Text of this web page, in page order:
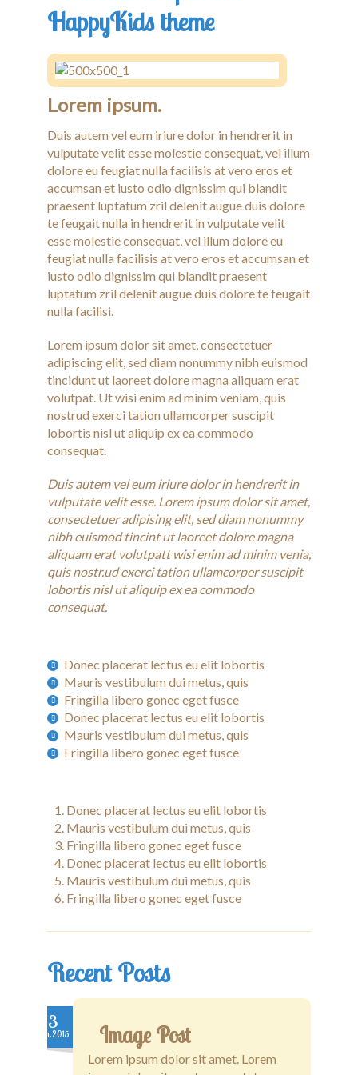
HappyKids theme
Lorem ipsum.
Duis autem vel eum iriure dolor in hendrerit in
vulputate velit esse molestie consequat, vel illum
dolore eu feugiat nulla facilisis at vero eros et
accumsan et iusto odio dignissim qui blandit
praesent luptatum zril delenit augue duis dolore
te feugait nulla in hendrerit in vulputate velit
esse molestie consequat, vel illum dolore eu
feugiat nulla facilisis at vero eros et accumsan et
iusto odio dignissim qui blandit praesent
luptatum zril delenit augue duis dolore te feugait
nulla facilisi.
Lorem ipsum dolor sit amet, consectetuer
adipiscing elit, sed diam nonummy nibh euismod
tincidunt ut laoreet dolore magna aliquam erat
volutpat. Ut wisi enim ad minim veniam, quis
nostrud exerci tation ullamcorper suscipit
lobortis nisl ut aliquip ex ea commodo
consequat.
Duis autem vel eum iriure dolor in hendrerit in
vulputate velit esse. Lorem ipsum dolor sit amet,
consectetuer adipising elit, sed diam nonummy
nibh euismod tincint ut laoreet dolore magna
aliquam erat volutpatt wisi enim ad minim venia,
quis nostr.ud exerci tation ullamcorper suscipit
lobortis nisl ut aliquip ex ea commodo
consequat.
Donec placerat lectus eu elit lobortis
Mauris vestibulum dui metus, quis
Fringilla libero gonec eget fusce
Donec placerat lectus eu elit lobortis
Mauris vestibulum dui metus, quis
Fringilla libero gonec eget fusce
Donec placerat lectus eu elit lobortis
Mauris vestibulum dui metus, quis
Fringilla libero gonec eget fusce
Donec placerat lectus eu elit lobortis
Mauris vestibulum dui metus, quis
Fringilla libero gonec eget fusce
Recent Posts
3
Jan.2015 Image Post
Lorem ipsum dolor sit amet. Lorem